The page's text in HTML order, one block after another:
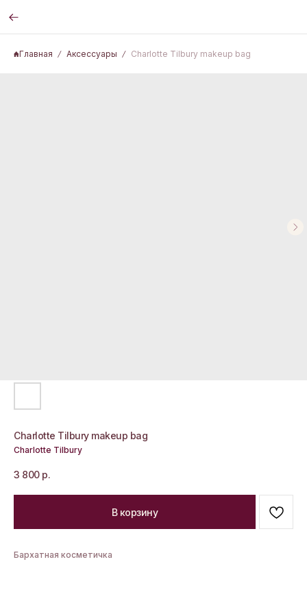
Главная Аксессуары Charlotte Tilbury makeup bag
Charlotte Tilbury makeup bag
Charlotte Tilbury
3 800 р.
В корзину
Бархатная косметичка